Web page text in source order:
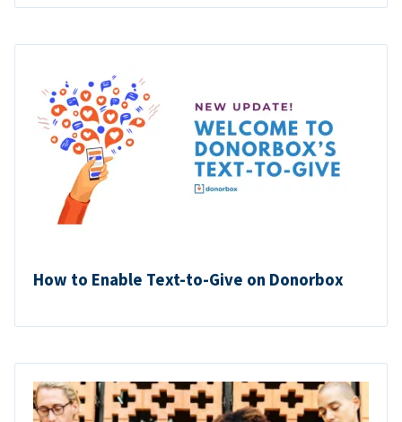
How to Enable Text-to-Give on Donorbox